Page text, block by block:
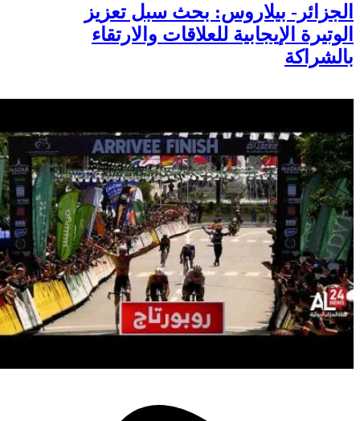
الجزائر- بيلاروس: بحث سبل تعزيز
الوتيرة الإيجابية للعلاقات والارتقاء
بالشراكة